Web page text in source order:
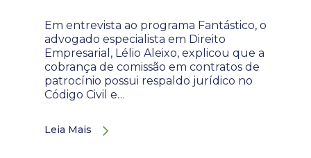
Em entrevista ao programa Fantástico, o
advogado especialista em Direito
Empresarial, Lélio Aleixo, explicou que a
cobrança de comissão em contratos de
patrocínio possui respaldo jurídico no
Código Civil e…
Leia Mais